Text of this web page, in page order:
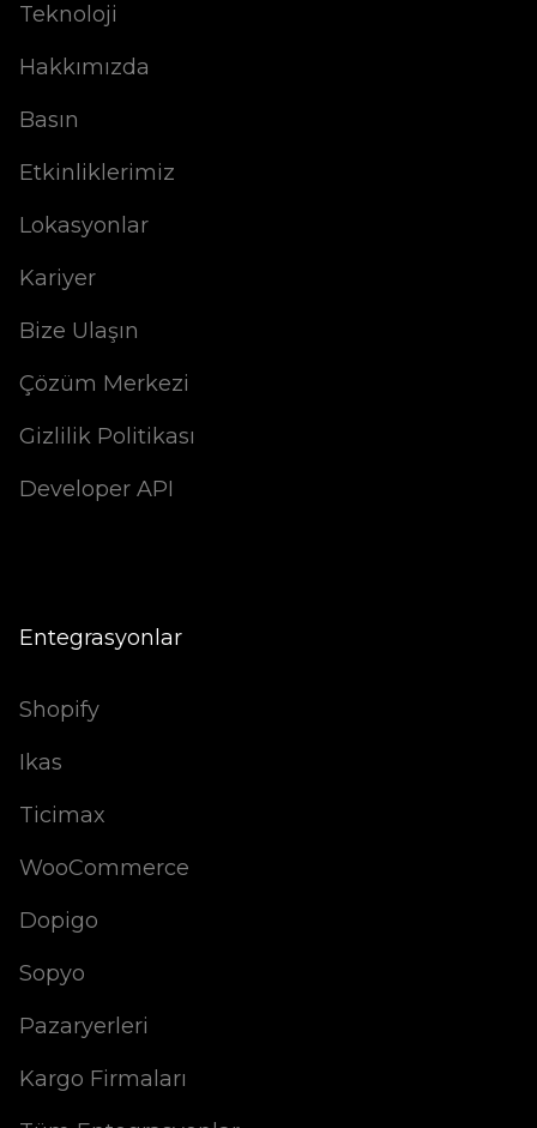
Teknoloji
Hakkımızda
Basın
Etkinliklerimiz
Lokasyonlar
Kariyer
Bize Ulaşın
Çözüm Merkezi
Gizlilik Politikası
Developer API
Entegrasyonlar
Shopify
Ikas
Ticimax
WooCommerce
Dopigo
Sopyo
Pazaryerleri
Kargo Firmaları